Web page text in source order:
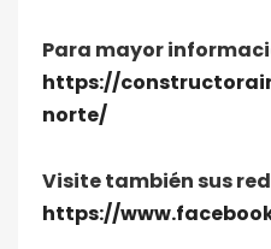
Para mayor
https://
norte/
Visite también sus
https://